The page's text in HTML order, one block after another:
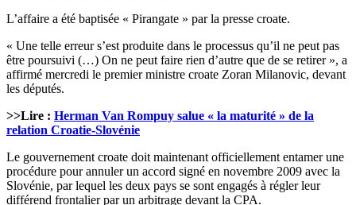
L’affaire a été baptisée « Pirangate » par la presse croate.
« Une telle erreur s’est produite dans le processus qu’il ne peut pas
être poursuivi (…) On ne peut faire rien d’autre que de se retirer », a
affirmé mercredi le premier ministre croate Zoran Milanovic, devant
les députés.
>>Lire : Herman Van Rompuy salue « la maturité » de la
relation Croatie-Slovénie
Le gouvernement croate doit maintenant officiellement entamer une
procédure pour annuler un accord signé en novembre 2009 avec la
Slovénie, par lequel les deux pays se sont engagés à régler leur
différend frontalier par un arbitrage devant la CPA.